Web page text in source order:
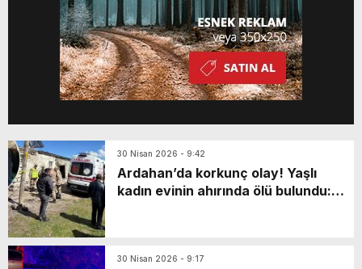
30 Nisan 2026 - 9:42
Ardahan’da korkunç olay! Yaşlı
kadın evinin ahırında ölü bulundu:
30 Nisan 2026 - 9:17